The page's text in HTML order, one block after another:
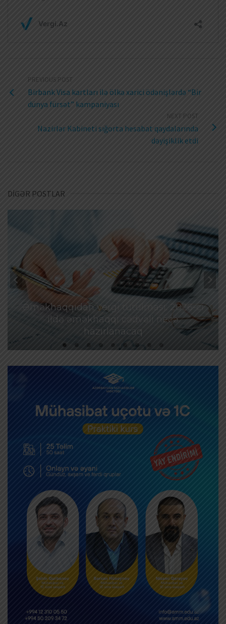
PREVIOUS POST
Birbank Visa kartları ilə ölkə xarici ödənişlərdə “Bir
dünya fürsət” kampaniyası
NEXT POST
Nazirlər Kabineti sığorta hesabat qaydalarında
dəyişiklik etdi
DİGƏR POSTLAR
Əməkhaqqıdan vergi tutulması: 2026-cı
ildə əməkhaqqı cədvəli necə
hazırlanacaq